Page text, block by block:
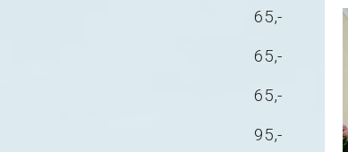
65,-
65,-
65,-
95,-